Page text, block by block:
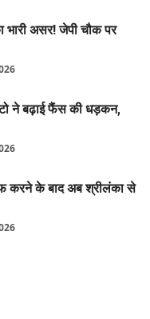
भारी असर! जेपी चौक पर
ने बढ़ाई फैंस की धड़कन,
करने के बाद अब श्रीलंका से